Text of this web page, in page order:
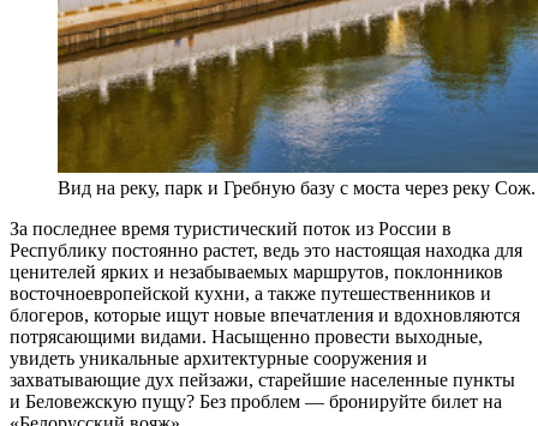
Вид на реку, парк и Гребную базу с моста через реку
За последнее время туристический поток из России в
Республику постоянно растет, ведь это настоящая находка для
ценителей ярких и незабываемых маршрутов, поклонников
восточноевропейской кухни, а также путешественников и
блогеров, которые ищут новые впечатления и вдохновляются
потрясающими видами. Насыщенно провести выходные,
увидеть уникальные архитектурные сооружения и
захватывающие дух пейзажи, старейшие населенные пункты
и Беловежскую пущу? Без проблем — бронируйте билет на